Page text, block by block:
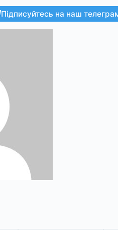
Підписуйтесь на наш